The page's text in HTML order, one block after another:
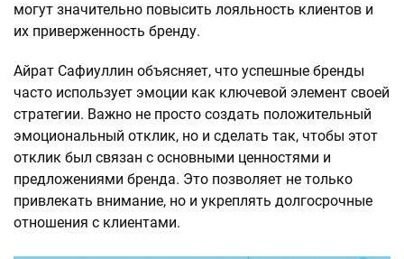
могут значительно повысить лояльность клиентов и
их приверженность бренду.
Айрат Сафиуллин объясняет, что успешные бренды
часто использует эмоции как ключевой элемент своей
стратегии. Важно не просто создать положительный
эмоциональный отклик, но и сделать так, чтобы этот
отклик был связан с основными ценностями и
предложениями бренда. Это позволяет не только
привлекать внимание, но и укреплять долгосрочные
отношения с клиентами.